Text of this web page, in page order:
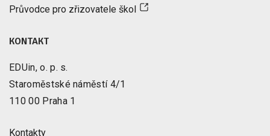
Průvodce pro zřizovatele škol
KONTAKT
EDUin, o. p. s.
Staroměstské náměstí 4/1
110 00 Praha 1
Kontakty